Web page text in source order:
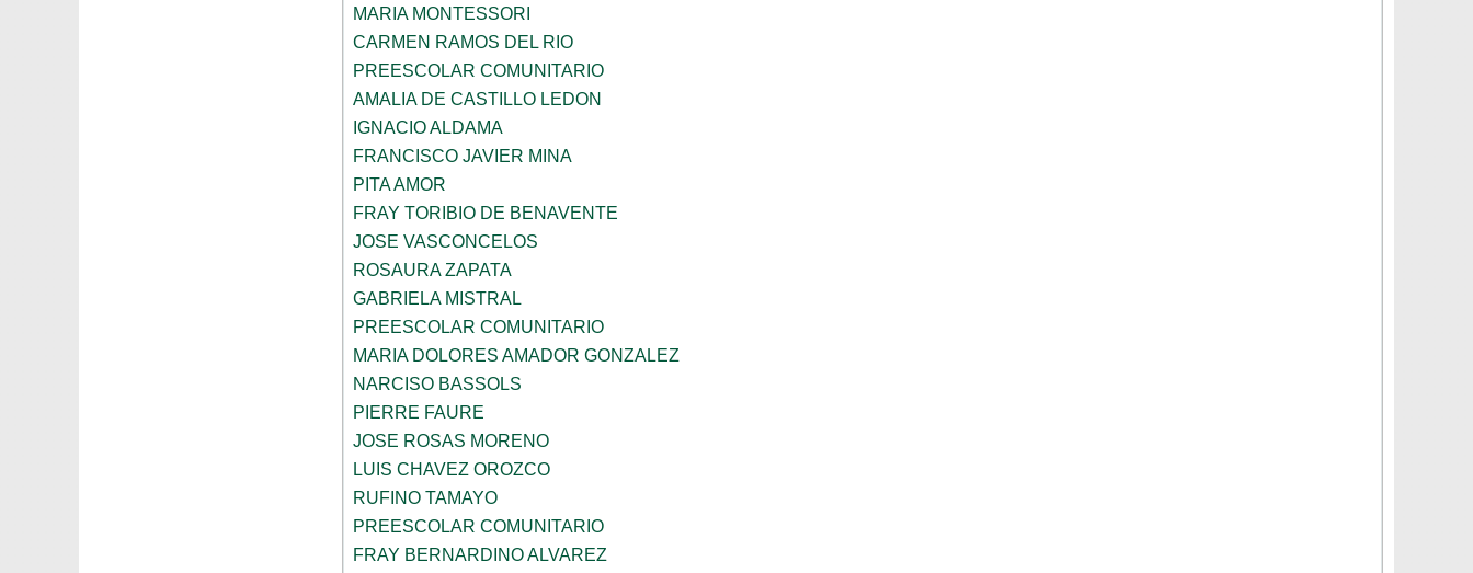
MARIA MONTESSORI
CARMEN RAMOS DEL RIO
PREESCOLAR COMUNITARIO
AMALIA DE CASTILLO LEDON
IGNACIO ALDAMA
FRANCISCO JAVIER MINA
PITA AMOR
FRAY TORIBIO DE BENAVENTE
JOSE VASCONCELOS
ROSAURA ZAPATA
GABRIELA MISTRAL
PREESCOLAR COMUNITARIO
MARIA DOLORES AMADOR GONZALEZ
NARCISO BASSOLS
PIERRE FAURE
JOSE ROSAS MORENO
LUIS CHAVEZ OROZCO
RUFINO TAMAYO
PREESCOLAR COMUNITARIO
FRAY BERNARDINO ALVAREZ